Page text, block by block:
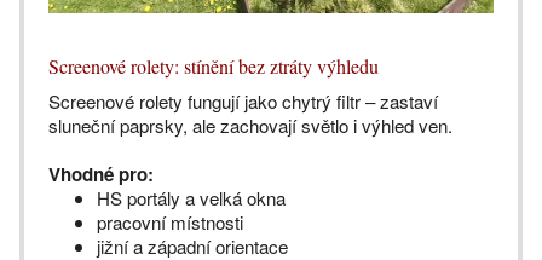
Screenové rolety: stínění bez ztráty výhledu
Screenové rolety fungují jako chytrý filtr – zastaví
sluneční paprsky, ale zachovají světlo i výhled ven.
Vhodné pro:
HS portály a velká okna
pracovní místnosti
jižní a západní orientace